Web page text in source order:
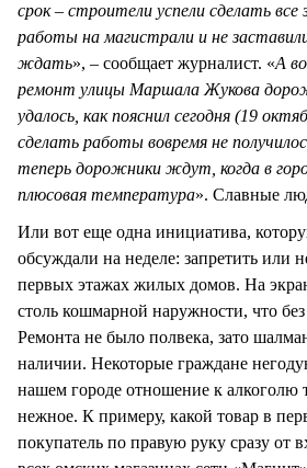
срок – строители успели сделать все
работы на магистрали и не
ждать», – сообщает журналист. «А
ремонт улицы Маршала Жукова
удалось, как пояснил сегодня (19
сделать работы вовремя не
теперь дорожники ждут, когда в
плюсовая температура». Славные
Или вот еще одна инициатива,
обсуждали на неделе: запретить или
первых этажах жилых домов. На
столь кошмарной наружности, что без
Ремонта не было полвека, зато
наличии. Некоторые граждане
нашем городе отношение к алкоголю
нежное. К примеру, какой товар в
покупатель по правую руку сразу от